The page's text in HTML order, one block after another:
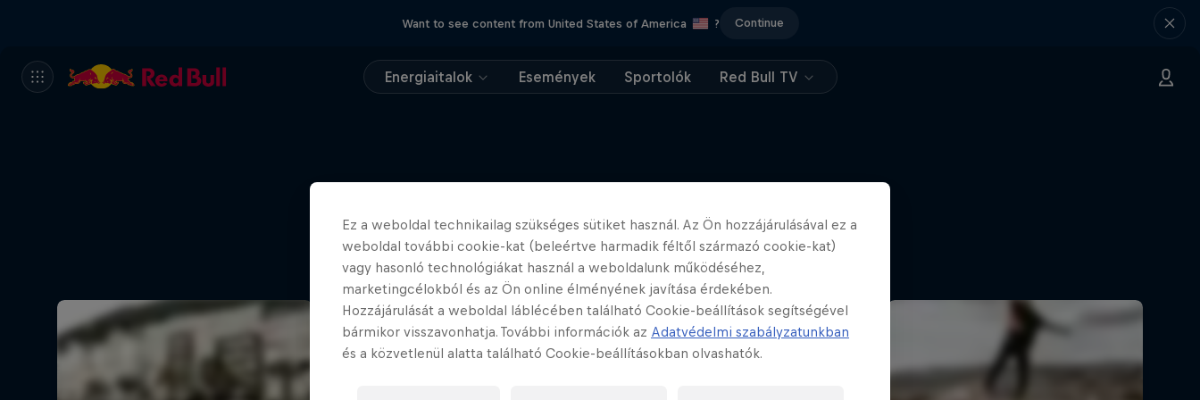
Want to see content from United States of America ? Continue
Energiaitalok Események Sportolók Red Bull TV
További tartalmak
Ez a weboldal technikailag szükséges sütiket használ. Az Ön hozzájárulásával ez a
weboldal további cookie-kat (beleértve harmadik féltől származó cookie-kat)
vagy hasonló technológiákat használ a weboldalunk működéséhez,
marketingcélokból és az Ön online élményének javítása érdekében.
Hozzájárulását a weboldal láblécében található Cookie-beállítások segítségével
bármikor visszavonhatja. További információk az Adatvédelmi szabályzatunkban
és a közvetlenül alatta található Cookie-beállításokban olvashatók.